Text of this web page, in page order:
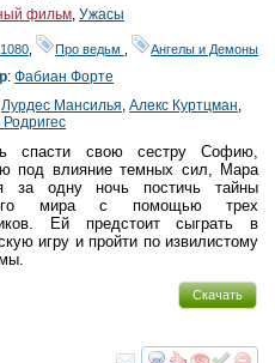
фильм, Ужасы
Про ведьм Ангелы и Демоны
: Фабиан Форте
Лурдес Мансилья, Алекс Куртцман,
спасти свою сестру Софию,
под влияние темных сил, Мара
за одну ночь постичь тайны
мира с помощью трех
Ей предстоит сыграть в
игру и пройти по извилистому
Скачать